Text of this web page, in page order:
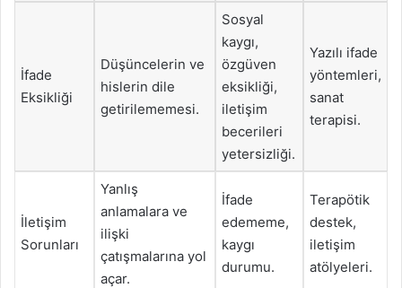
İfade
Eksikliği
Düşüncelerin ve
hislerin dile
getirilememesi.
Sosyal
kaygı,
özgüven
eksikliği,
iletişim
becerileri
yetersizliği.
Yazılı ifade
yöntemleri,
sanat
terapisi.
İletişim
Sorunları
Yanlış
anlamalara ve
ilişki
çatışmalarına yol
açar.
İfade
edememe,
kaygı
durumu.
Terapötik
destek,
iletişim
atölyeleri.